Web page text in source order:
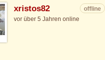
xristos82
offline
vor über 5 Jahren online